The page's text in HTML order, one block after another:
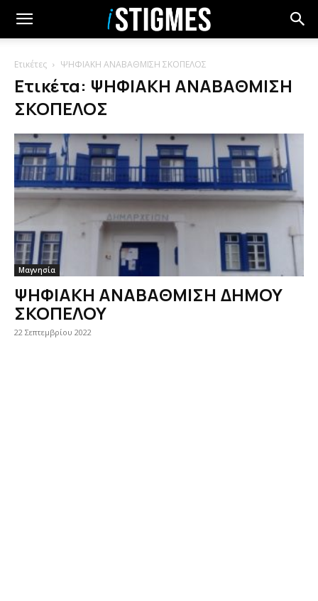
Ετικέτες ΨΗΦΙΑΚΗ ΑΝΑΒΑΘΜΙΣΗ ΣΚΟΠΕΛΟΣ
Ετικέτα: ΨΗΦΙΑΚΗ ΑΝΑΒΑΘΜΙΣΗ
ΣΚΟΠΕΛΟΣ
Μαγνησία
ΨΗΦΙΑΚΗ ΑΝΑΒΑΘΜΙΣΗ ΔΗΜΟΥ
ΣΚΟΠΕΛΟΥ
22 Σεπτεμβρίου 2022